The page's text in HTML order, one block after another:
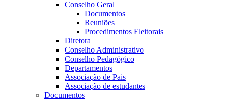
Conselho Geral
Documentos
Reuniões
Procedimentos Eleitorais
Diretora
Conselho Administrativo
Conselho Pedagógico
Departamentos
Associação de Pais
Associação de estudantes
Documentos